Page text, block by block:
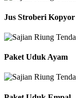
Jus Stroberi Kopyor
Paket Uduk Ayam